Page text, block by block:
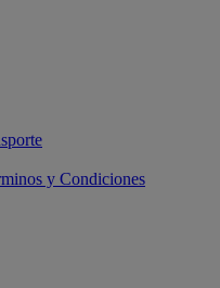
y Condiciones